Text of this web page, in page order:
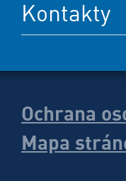
Kontakty
Ochrana
Mapa